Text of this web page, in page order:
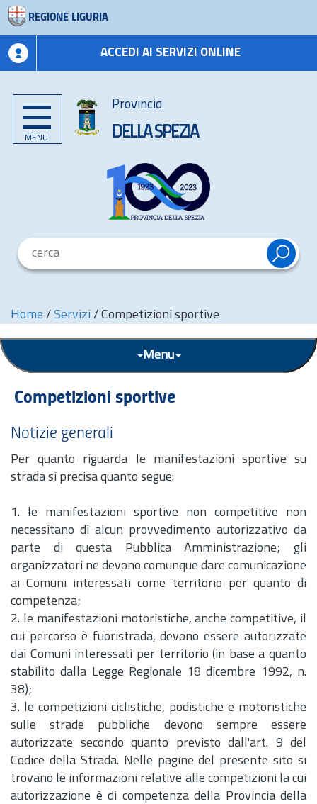
REGIONE LIGURIA
ACCEDI AI SERVIZI ONLINE
MENU
Provincia
DELLA SPEZIA
Home / Servizi / Competizioni sportive
Menu
Competizioni sportive
Notizie generali
Per quanto riguarda le manifestazioni sportive su
strada si precisa quanto segue:
1. le manifestazioni sportive non competitive non
necessitano di alcun provvedimento autorizzativo da
parte di questa Pubblica Amministrazione; gli
organizzatori ne devono comunque dare comunicazione
ai Comuni interessati come territorio per quanto di
competenza;
2. le manifestazioni motoristiche, anche competitive, il
cui percorso è fuoristrada, devono essere autorizzate
dai Comuni interessati per territorio (in base a quanto
stabilito dalla Legge Regionale 18 dicembre 1992, n.
38);
3. le competizioni ciclistiche, podistiche e motoristiche
sulle strade pubbliche devono sempre essere
autorizzate secondo quanto previsto dall'art. 9 del
Codice della Strada. Nelle pagine del presente sito si
trovano le informazioni relative alle competizioni la cui
autorizzazione è di competenza della Provincia della